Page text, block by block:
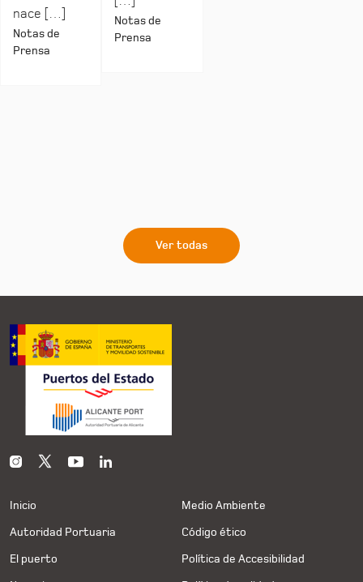
nace […]
Notas de
Prensa
Notas de
Prensa
Ver todas
Inicio
Autoridad Portuaria
El puerto
Medio Ambiente
Código ético
Política de Accesibilidad